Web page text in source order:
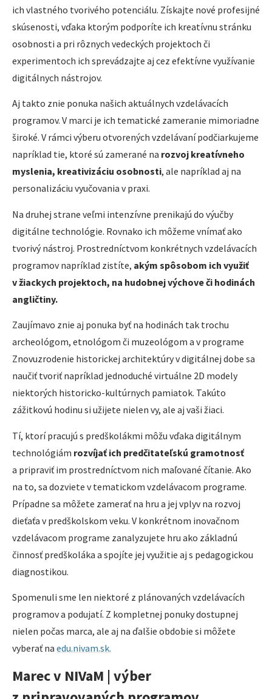
ich vlastného tvorivého potenciálu. Získajte nové profesijné
skúsenosti, vďaka ktorým podporíte ich kreatívnu stránku
osobnosti a pri rôznych vedeckých projektoch či
experimentoch ich sprevádzajte aj cez efektívne využívanie
digitálnych nástrojov.
Aj takto znie ponuka našich aktuálnych vzdelávacích
programov. V marci je ich tematické zameranie mimoriadne
široké. V rámci výberu otvorených vzdelávaní podčiarkujeme
napríklad tie, ktoré sú zamerané na rozvoj kreatívneho
myslenia, kreativizáciu osobnosti, ale napríklad aj na
personalizáciu vyučovania v praxi.
Na druhej strane veľmi intenzívne prenikajú do výučby
digitálne technológie. Rovnako ich môžeme vnímať ako
tvorivý nástroj. Prostredníctvom konkrétnych vzdelávacích
programov napríklad zistíte, akým spôsobom ich využiť
v žiackych projektoch, na hudobnej výchove či hodinách
angličtiny.
Zaujímavo znie aj ponuka byť na hodinách tak trochu
archeológom, etnológom či muzeológom a v programe
Znovuzrodenie historickej architektúry v digitálnej dobe sa
naučiť tvoriť napríklad jednoduché virtuálne 2D modely
niektorých historicko-kultúrnych pamiatok. Takúto
zážitkovú hodinu si užijete nielen vy, ale aj vaši žiaci.
Tí, ktorí pracujú s predškolákmi môžu vďaka digitálnym
technológiám rozvíjať ich predčitateľskú gramotnosť
a pripraviť im prostredníctvom nich maľované čítanie. Ako
na to, sa dozviete v tematickom vzdelávacom programe.
Prípadne sa môžete zamerať na hru a jej vplyv na rozvoj
dieťaťa v predškolskom veku. V konkrétnom inovačnom
vzdelávacom programe zanalyzujete hru ako základnú
činnosť predškoláka a spojíte jej využitie aj s pedagogickou
diagnostikou.
Spomenuli sme len niektoré z plánovaných vzdelávacích
programov a podujatí. Z kompletnej ponuky dostupnej
nielen počas marca, ale aj na ďalšie obdobie si môžete
vyberať na edu.nivam.sk.
Marec v NIVaM | výber